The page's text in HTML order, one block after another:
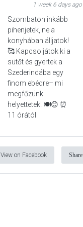
1 week 6 days ago
Szombaton inkább
pihenjetek, ne a
konyhában álljatok!
🥰 Kapcsoljátok ki a
sütőt és gyertek a
Szederindába egy
finom ebédre– mi
megfőzünk
helyettetek! 🍽️😊 ⏰
11 órától
View on Facebook Share